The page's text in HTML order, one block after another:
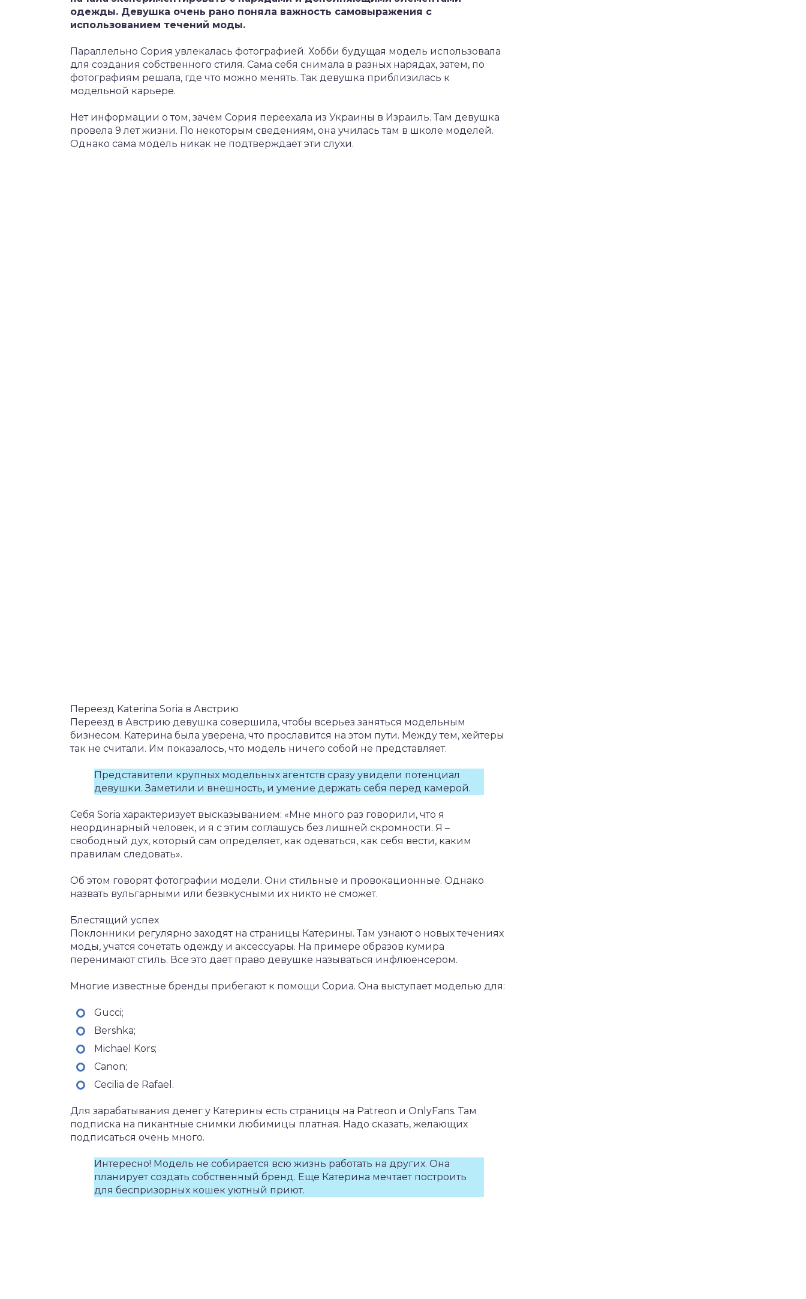
одежды. Девушка очень рано поняла важность самовыражения с
использованием течений моды.
Параллельно Сория увлекалась фотографией. Хобби будущая модель использовала
для создания собственного стиля. Сама себя снимала в разных нарядах, затем, по
фотографиям решала, где что можно менять. Так девушка приблизилась к
модельной карьере.
Нет информации о том, зачем Сория переехала из Украины в Израиль. Там девушка
провела 9 лет жизни. По некоторым сведениям, она училась там в школе моделей.
Однако сама модель никак не подтверждает эти слухи.
Переезд Katerina Soria в Австрию
Переезд в Австрию девушка совершила, чтобы всерьез заняться модельным
бизнесом. Катерина была уверена, что прославится на этом пути. Между тем, хейтеры
так не считали. Им показалось, что модель ничего собой не представляет.
Представители крупных модельных агентств сразу увидели потенциал
девушки. Заметили и внешность, и умение держать себя перед камерой.
Себя Soria характеризует высказыванием: «Мне много раз говорили, что я
неординарный человек, и я с этим соглашусь без лишней скромности. Я –
свободный дух, который сам определяет, как одеваться, как себя вести, каким
правилам следовать».
Об этом говорят фотографии модели. Они стильные и провокационные. Однако
назвать вульгарными или безвкусными их никто не сможет.
Блестящий успех
Поклонники регулярно заходят на страницы Катерины. Там узнают о новых течениях
моды, учатся сочетать одежду и аксессуары. На примере образов кумира
перенимают стиль. Все это дает право девушке называться инфлюенсером.
Многие известные бренды прибегают к помощи Сориа. Она выступает моделью для:
Gucci;
Bershka;
Michael Kors;
Canon;
Cecilia de Rafael.
Для зарабатывания денег у Катерины есть страницы на Patreon и OnlyFans. Там
подписка на пикантные снимки любимицы платная. Надо сказать, желающих
подписаться очень много.
Интересно! Модель не собирается всю жизнь работать на других. Она
планирует создать собственный бренд. Еще Катерина мечтает построить
для беспризорных кошек уютный приют.